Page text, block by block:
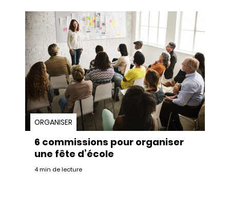
ORGANISER
6 commissions pour organiser
une fête d’école
4 min de lecture